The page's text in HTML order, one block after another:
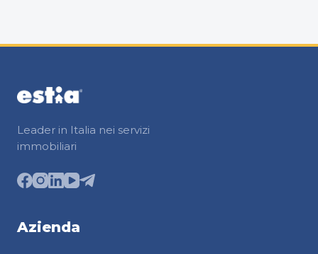
Leader in Italia nei servizi
immobiliari
Azienda